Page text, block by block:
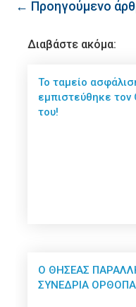
← Προηγούμενο
Διαβάστε ακόμα:
Το ταμείο
εμπιστεύθηκε
του!
Ο ΘΗΣΕΑΣ
ΣΥΝΕΔΡΙΑ